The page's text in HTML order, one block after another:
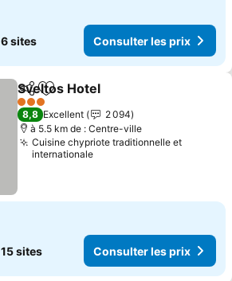
6 sites Consulter les prix
PartagerAjouter à mes favoris
Sveltos Hotel
3 Étoiles
8,8 Excellent
2 094
à 5.5 km de : Centre-ville
Cuisine chypriote traditionnelle et
internationale
15 sites Consulter les prix